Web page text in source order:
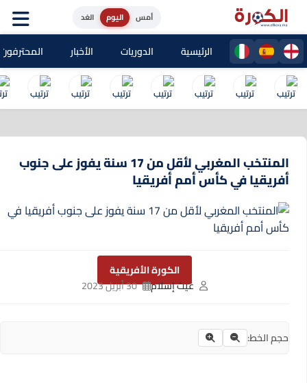
اليوم الغد
الرئيسية الدوريات الأخبار المحترفون
المنتخب المغربي لأقل من 17 سنة يفوز على جنوب
أفريقيا في كأس أمم أفريقيا
الكورة الأفريقية
غيث إسلام
30 أبريل 2023
حجم الخط: